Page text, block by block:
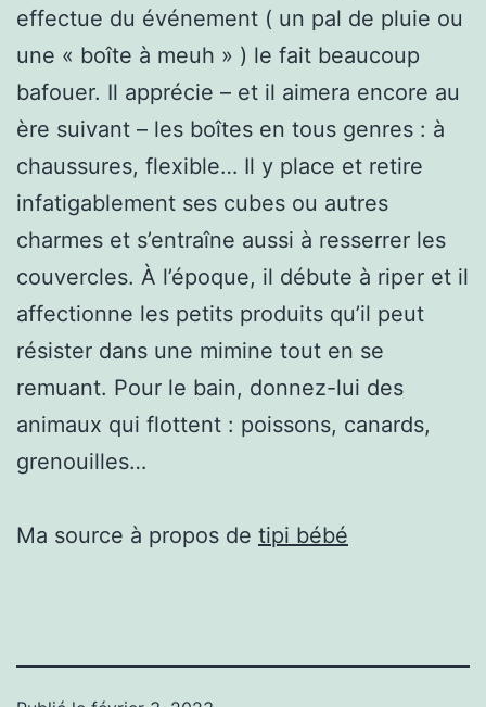
effectue du événement ( un pal de pluie ou
une « boîte à meuh » ) le fait beaucoup
bafouer. Il apprécie – et il aimera encore au
ère suivant – les boîtes en tous genres : à
chaussures, flexible… Il y place et retire
infatigablement ses cubes ou autres
charmes et s’entraîne aussi à resserrer les
couvercles. À l’époque, il débute à riper et il
affectionne les petits produits qu’il peut
résister dans une mimine tout en se
remuant. Pour le bain, donnez-lui des
animaux qui flottent : poissons, canards,
grenouilles…
Ma source à propos de tipi bébé